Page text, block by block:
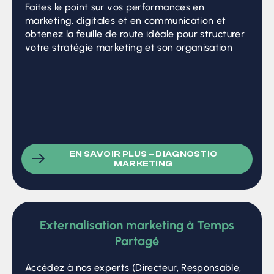
Faites le point sur vos performances en
marketing, digitales et en communication et
obtenez la feuille de route idéale pour structurer
votre stratégie marketing et son organisation
EN SAVOIR PLUS – DIAGNOSTIC
MARKETING
Externalisation marketing à Temps
Partagé
Accédez à nos experts (Directeur, Responsable,